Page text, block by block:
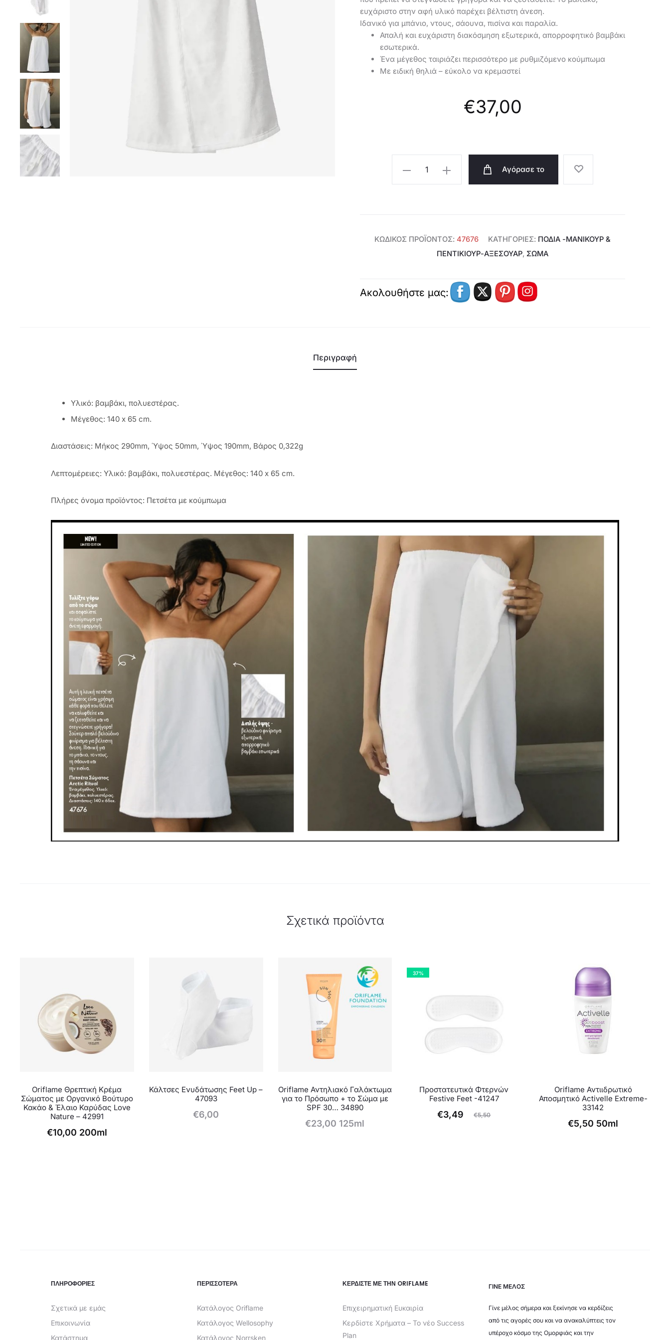
ευχάριστο στην αφή υλικό παρέχει βέλτιστη άνεση.
Ιδανικό για μπάνιο, ντους, σάουνα, πισίνα και παραλία.
Απαλή και ευχάριστη διακόσμηση εξωτερικά, απορροφητικό βαμβάκι
εσωτερικά.
Ένα μέγεθος ταιριάζει περισσότερο με ρυθμιζόμενο κούμπωμα
Με ειδική θηλιά – εύκολο να κρεμαστεί
€37,00
Oriflame
-
Αγόρασε το
ΚΩΔΙΚΌΣ ΠΡΟΪΌΝΤΟΣ: 47676 ΚΑΤΗΓΟΡΊΕΣ: ΠΌΔΙΑ -ΜΑΝΙΚΟΎΡ &
ΠΕΝΤΙΚΙΟΎΡ-ΑΞΕΣΟΥΆΡ, ΣΩΜΑ
Ακολουθήστε μας:
Περιγραφή
Υλικό: βαμβάκι, πολυεστέρας.
Μέγεθος: 140 x 65 cm.
Διαστάσεις: Μήκος 290mm, Ύψος 50mm, Ύψος 190mm, Βάρος 0,322g
Λεπτομέρειες: Υλικό: βαμβάκι, πολυεστέρας. Μέγεθος: 140 x 65 cm.
Πλήρες όνομα προϊόντος: Πετσέτα με κούμπωμα
Σχετικά προϊόντα
Oriflame Θρεπτική Κρέμα
Σώματος με Οργανικό Βούτυρο
Κακάο & Έλαιο Καρύδας Love
Nature – 42991
€10,00 200ml
Κάλτσες Ενυδάτωσης Feet Up –
47093
€6,00
Oriflame Αντηλιακό Γαλάκτωμα
για το Πρόσωπο + το Σώμα με
SPF 30… 34890
€23,00 125ml
37%
Προστατευτικά Φτερνών
Festive Feet -41247
€5,50
Original
€3,49
Η
Oriflame Αντιιδρωτικό
Αποσμητικό Activelle Extreme-
33142
€5,50 50ml
ΠΛΗΡΟΦΟΡΙΕΣ
Σχετικά με εμάς
Επικοινωνία
Κατάστημα
ΠΕΡΙΣΣΟΤΕΡΑ
Κατάλογος Oriflame
Κατάλογος Wellosophy
Κατάλογος Norrsken
ΚΕΡΔΊΣΤΕ ΜΕ ΤΗΝ ORIFLAME
Επιχειρηματική Ευκαιρία
Κερδίστε Χρήματα – Το νέο Success
Plan
ΓΙΝΕ ΜΕΛΟΣ
Γίνε μέλος σήμερα και ξεκίνησε να κερδίζεις
από τις αγορές σου και να ανακαλύπτεις τον
υπέροχο κόσμο της Ομορφιάς και την